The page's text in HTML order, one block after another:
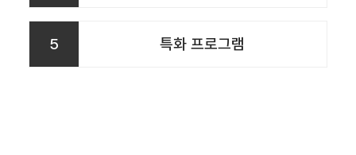
5 특화 프로그램